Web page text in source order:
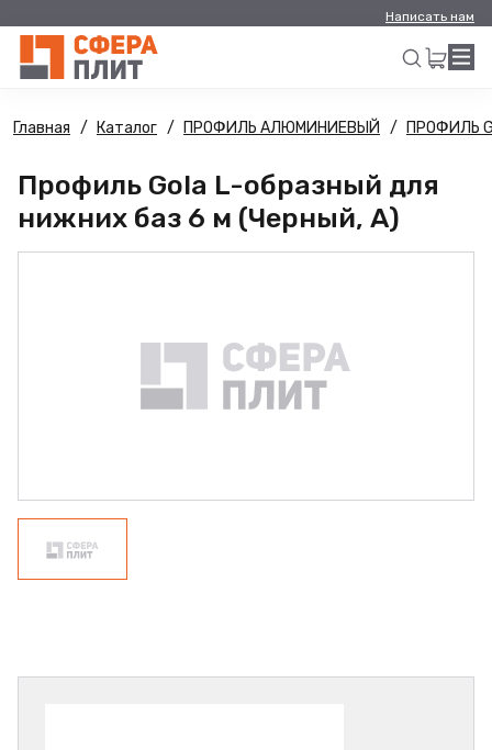
Написать нам
Искать
Главная Каталог ПРОФИЛЬ АЛЮМИНИЕВЫЙ ПРОФИЛЬ
Профиль Gola L-образный для
нижних баз 6 м (Черный, A)